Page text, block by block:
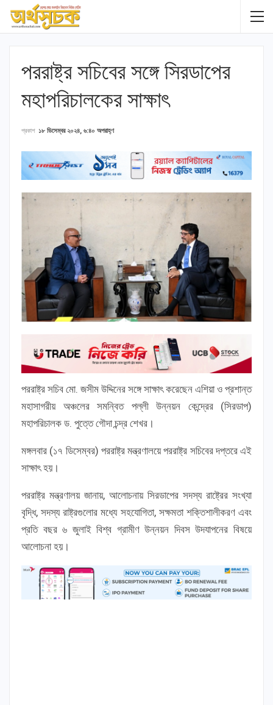
পররাষ্ট্র সচিবের সঙ্গে সিরডাপের
মহাপরিচালকের সাক্ষাৎ
প্রকাশ ১৮ ডিসেম্বর ২০২৪, ৬:৪০ অপরাহ্ণ
পররাষ্ট্র সচিব মো. জসীম উদ্দিনের সঙ্গে সাক্ষাৎ করেছেন এশিয়া ও প্রশান্ত
মহাসাগরীয় অঞ্চলের সমন্বিত পল্লী উন্নয়ন কেন্দ্রের (সিরডাপ)
মহাপরিচালক ড. পুত্তে গৌদা চন্দ্র শেখর।
মঙ্গলবার (১৭ ডিসেম্বর) পররাষ্ট্র মন্ত্রণালয়ে পররাষ্ট্র সচিবের দপ্তরে এই
সাক্ষাৎ হয়।
পররাষ্ট্র মন্ত্রণালয় জানায়, আলোচনায় সিরডাপের সদস্য রাষ্ট্রের সংখ্যা
বৃদ্ধি, সদস্য রাষ্ট্রগুলোর মধ্যে সহযোগিতা, সক্ষমতা শক্তিশালীকরণ এবং
প্রতি বছর ৬ জুলাই বিশ্ব গ্রামীণ উন্নয়ন দিবস উদযাপনের বিষয়ে
আলোচনা হয়।